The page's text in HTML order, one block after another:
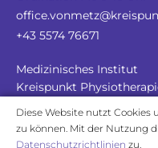
+43 5574 76671
Medizinisches Institut
Kreispunkt
Arlbergstraße 112, 6900
Diese Website nutzt
zu können. Mit der Nutzung
Datenschutzrichtlinien zu.